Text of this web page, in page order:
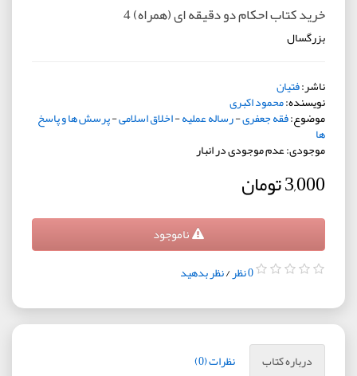
خرید کتاب احکام دو دقیقه ای (همراه) 4
بزرگسال
ناشر:فتیان
نویسنده:محمود اکبری
موضوع:فقه جعفری-رساله عملیه-اخلاق اسلامی-پرسش ها و پاسخ
ها
موجودی: عدم موجودی در انبار
3,000 تومان
ناموجود
0 نظر /نظر بدهید
درباره کتاب نظرات (0)